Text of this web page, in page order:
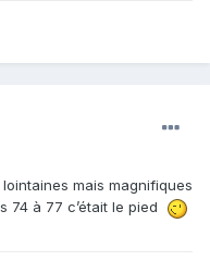
mais magnifiques
74 à 77 c’était le pied